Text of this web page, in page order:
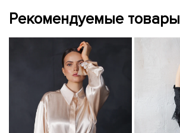
Рекомендуемые товары